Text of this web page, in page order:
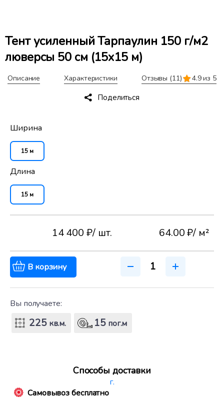
Тент усиленный Тарпаулин 150 г/м2
люверсы 50 см (15x15 м)
Описание Характеристики Отзывы (11) 4.9 из 5
Поделиться
Ширина
15 м
Длина
15 м
14 400 ₽/ шт. 64.00 ₽/ м²
В корзину
Вы получаете:
225кв.м. 15пог.м
Способы доставки
г.
Самовывоз бесплатно